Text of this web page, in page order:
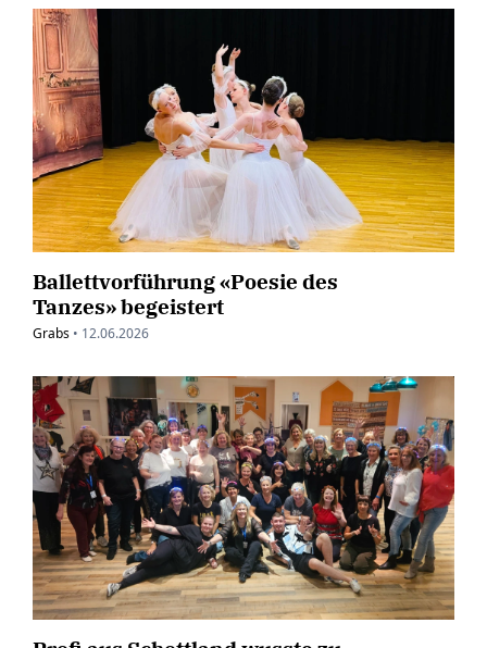
Ballettvorführung «Poesie des
Tanzes» begeistert
Grabs • 12.06.2026